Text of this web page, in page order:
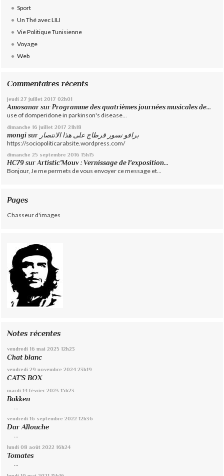
Sport
Un Thé avec LILI
Vie Politique Tunisienne
Voyage
Web
Commentaires récents
jeudi 27 juillet 2017 02h01
Amosanar surProgramme des quatrièmes journées musicales de...
use of domperidone in parkinson's disease...
dimanche 16 juillet 2017 21h18
mongi sur برافو نسور قرطاج على هذا الانتصار
https://sociopoliticarabsite.wordpress.com/
dimanche 25 septembre 2016 15h15
HC79 surArtistic'Mouv : Vernissage de l'exposition...
Bonjour, Je me permets de vous envoyer ce message et...
Pages
Chasseur d'images
Notes récentes
vendredi 16 mai 2025 12h23
Chat blanc
vendredi 29 novembre 2024 23h19
CAT'S BOX
mardi 14 février 2023 15h23
Bakken
vendredi 16 septembre 2022 12h36
Dar Allouche
...
lundi 08 août 2022 16h24
Tomates
...